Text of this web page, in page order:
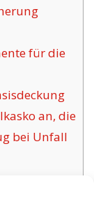
für die
an, die
bei Unfall